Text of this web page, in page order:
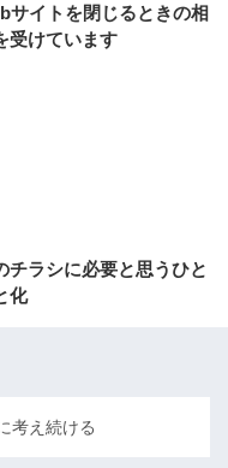
サイトを閉じるときの相
受けています
チラシに必要と思うひと
化
考え続ける